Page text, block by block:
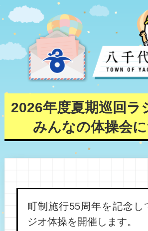
2026年度夏期巡回ラ
みんなの体操会
町制施行55周年を記念し
ジオ体操を開催します。